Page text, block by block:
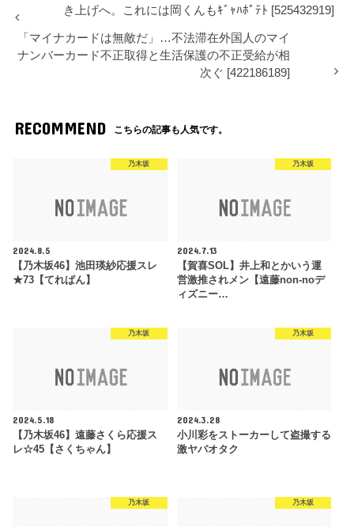
き上げへ。これには岡くんもｷﾞｬﾊﾎﾟﾃﾄ [525432919]
「マイナカードは無敵だ」…不法滞在外国人のマイ
ナンバーカード不正取得と生活保護の不正受給が相
次ぐ [422186189]
RECOMMEND こちらの記事も人気です。
乃木坂
2024.8.5
【乃木坂46】池田瑛紗応援スレ
★73【てれぱん】
乃木坂
2024.7.13
【賀喜SOL】井上和とかいう運
営激推されメン【遠藤non-noデ
ィズニー…
乃木坂
2024.5.18
【乃木坂46】遠藤さくら応援ス
レ☆45【さくちゃん】
乃木坂
2024.3.28
小川彩をストーカーして盗撮する
激ヤバオタク
乃木坂 乃木坂